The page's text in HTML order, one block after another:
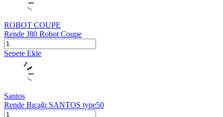
ROBOT COUPE
Rende J80 Robot Coupe
Sepete Ekle
Santos
Rende Bıçağı SANTOS type50